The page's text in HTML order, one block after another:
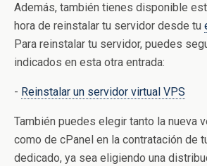
Además, también tienes disponible
hora de reinstalar tu servidor desde tu
Para reinstalar tu servidor, puedes
indicados en esta otra entrada:
- Reinstalar un servidor virtual VPS
También puedes elegir tanto la nueva
como de cPanel en la contratación de
dedicado, ya sea eligiendo una